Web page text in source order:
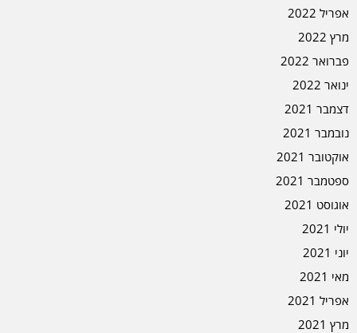
אפריל 2022
מרץ 2022
פברואר 2022
ינואר 2022
דצמבר 2021
נובמבר 2021
אוקטובר 2021
ספטמבר 2021
אוגוסט 2021
יולי 2021
יוני 2021
מאי 2021
אפריל 2021
מרץ 2021